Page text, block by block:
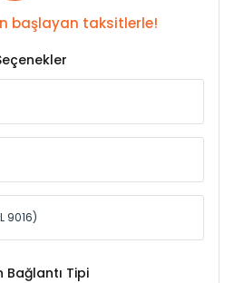
başlayan taksitlerle!
Bağlantı Tipi